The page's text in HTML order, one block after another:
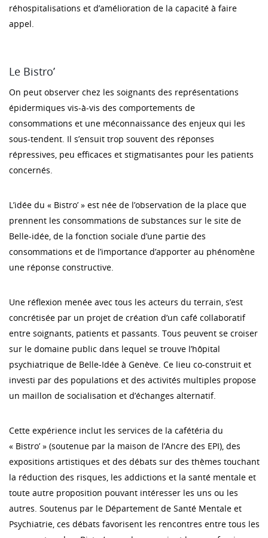
réhospitalisations et d’amélioration de la capacité à faire
appel.
Le Bistro’
On peut observer chez les soignants des représentations
épidermiques vis-à-vis des comportements de
consommations et une méconnaissance des enjeux qui les
sous-tendent. Il s’ensuit trop souvent des réponses
répressives, peu efficaces et stigmatisantes pour les patients
concernés.
L’idée du « Bistro’ » est née de l’observation de la place que
prennent les consommations de substances sur le site de
Belle-idée, de la fonction sociale d’une partie des
consommations et de l’importance d’apporter au phénomène
une réponse constructive.
Une réflexion menée avec tous les acteurs du terrain, s’est
concrétisée par un projet de création d’un café collaboratif
entre soignants, patients et passants. Tous peuvent se croiser
sur le domaine public dans lequel se trouve l’hôpital
psychiatrique de Belle-Idée à Genève. Ce lieu co-construit et
investi par des populations et des activités multiples propose
un maillon de socialisation et d’échanges alternatif.
Cette expérience inclut les services de la cafétéria du
« Bistro’ » (soutenue par la maison de l’Ancre des EPI), des
expositions artistiques et des débats sur des thèmes touchant
la réduction des risques, les addictions et la santé mentale et
toute autre proposition pouvant intéresser les uns ou les
autres. Soutenus par le Département de Santé Mentale et
Psychiatrie, ces débats favorisent les rencontres entre tous les